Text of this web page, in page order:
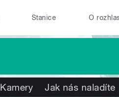
Stanice O
Kamery Jak nás naladíte